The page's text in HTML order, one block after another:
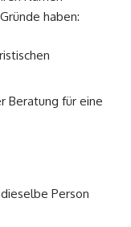
haben:
Beratung für eine
Person